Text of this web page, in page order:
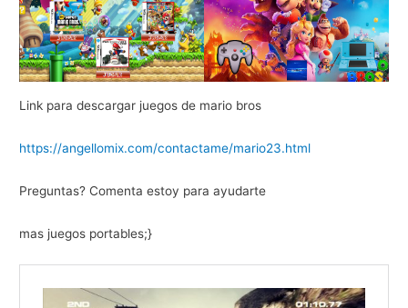
Link para descargar juegos de mario bros
https://angellomix.com/contactame/mario23.html
Preguntas? Comenta estoy para ayudarte
mas juegos portables;}